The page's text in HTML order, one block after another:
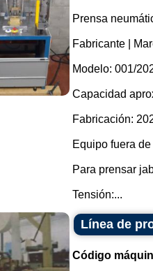
Prensa
Fabricante |
Modelo: 001/
Capacidad
Fabricación:
Equipo fuera
Para prensar
Tensión:...
Línea de
Código